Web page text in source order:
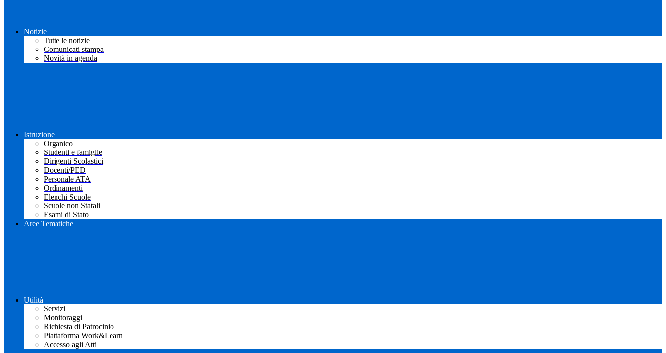
Notizie
Tutte le notizie
Comunicati stampa
Novità in agenda
Istruzione
Organico
Studenti e famiglie
Dirigenti Scolastici
Docenti/PED
Personale ATA
Ordinamenti
Elenchi Scuole
Scuole non Statali
Esami di Stato
Aree Tematiche
Utilità
Servizi
Monitoraggi
Richiesta di Patrocinio
Piattaforma Work&Learn
Accesso agli Atti